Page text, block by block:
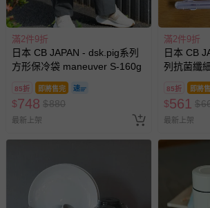
滿2件9折
日本 CB JAPAN - dsk.pig系列
方形保冷袋 maneuver S-160g
85折 即將售完
$748 $880
最新上架
滿2件9折
日本 CB
列抗菌纖
粉-215g
85折 即將
$561 $
最新上架